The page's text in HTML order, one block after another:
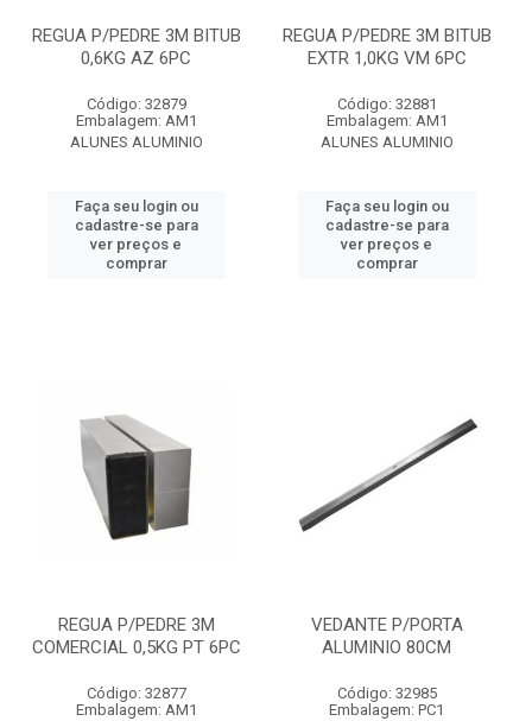
REGUA P/PEDRE 3M BITUB
0,6KG AZ 6PC
Código: 32879
Embalagem: AM1
ALUNES ALUMINIO
Faça seu login ou
cadastre-se para
ver preços e
comprar
REGUA P/PEDRE 3M BITUB
EXTR 1,0KG VM 6PC
Código: 32881
Embalagem: AM1
ALUNES ALUMINIO
Faça seu login ou
cadastre-se para
ver preços e
comprar
REGUA P/PEDRE 3M
COMERCIAL 0,5KG PT 6PC
Código: 32877
Embalagem: AM1
VEDANTE P/PORTA
ALUMINIO 80CM
Código: 32985
Embalagem: PC1